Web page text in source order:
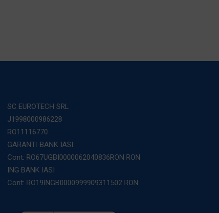
SC EUROTECH SRL
J1998000986228
RO11116770
GARANTI BANK IASI
Cont: RO67UGBI0000062040836RON RON
ING BANK IASI
Cont: RO19INGB0000999909311502 RON